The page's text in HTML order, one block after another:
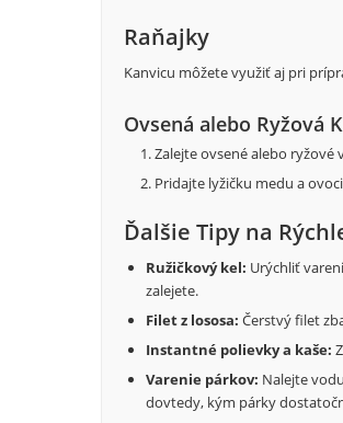
Raňajky
Kanvicu môžete využiť aj pri
Ovsená alebo Ryžová
Zalejte ovsené alebo
Pridajte lyžičku medu a
Ďalšie Tipy na
Ružičkový kel: Urýchliť
zalejete.
Filet z lososa: Čerstvý filet
Instantné polievky a kaše:
Varenie párkov: Nalejte
dovtedy, kým párky